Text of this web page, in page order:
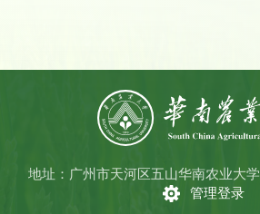
地址：广州市天河区五山华南农业大学
管理登录